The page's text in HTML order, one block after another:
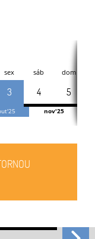
sex sáb dom
3 4 5
nov'25